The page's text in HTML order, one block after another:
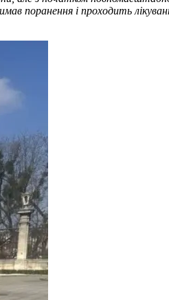
поранення і проходить